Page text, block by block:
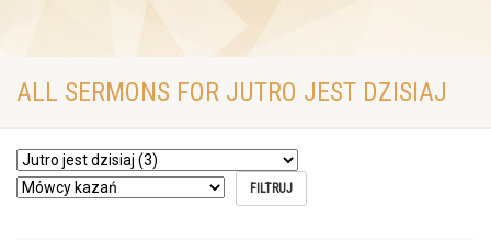
ALL SERMONS FOR JUTRO JEST DZISIAJ